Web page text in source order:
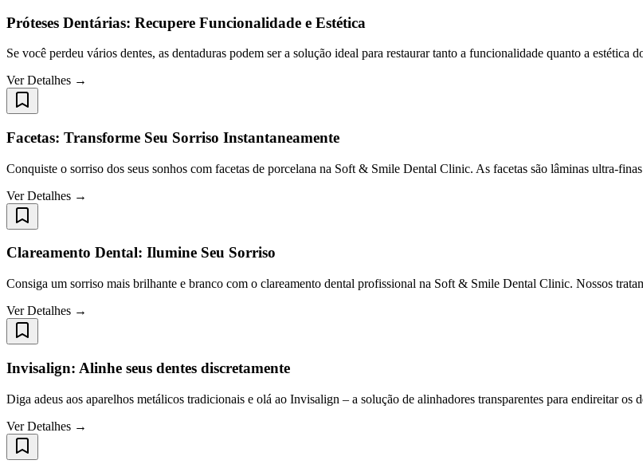
Próteses Dentárias: Recupere Funcionalidade e Estética
Se você perdeu vários dentes, as dentaduras podem ser a solução ideal para restaurar tanto a funcionalidade quanto a estética
Ver Detalhes →
Facetas: Transforme Seu Sorriso Instantaneamente
Conquiste o sorriso dos seus sonhos com facetas de porcelana na Soft & Smile Dental Clinic. As facetas são lâminas ultra-
Ver Detalhes →
Clareamento Dental: Ilumine Seu Sorriso
Consiga um sorriso mais brilhante e branco com o clareamento dental profissional na Soft & Smile Dental Clinic. Nossos
Ver Detalhes →
Invisalign: Alinhe seus dentes discretamente
Diga adeus aos aparelhos metálicos tradicionais e olá ao Invisalign – a solução de alinhadores transparentes para endireitar os
Ver Detalhes →